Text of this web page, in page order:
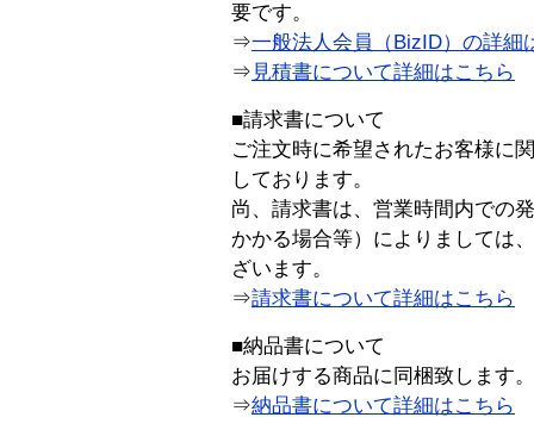
要です。
⇒一般法人会員（BizID）の詳細
⇒ 見積書について詳細はこちら
■請求書について
ご注文時に希望されたお客様に
しております。
尚、請求書は、営業時間内での
かかる場合等）によりましては
ざいます。
⇒請求書について詳細はこちら
■納品書について
お届けする商品に同梱致します。
⇒納品書について詳細はこちら